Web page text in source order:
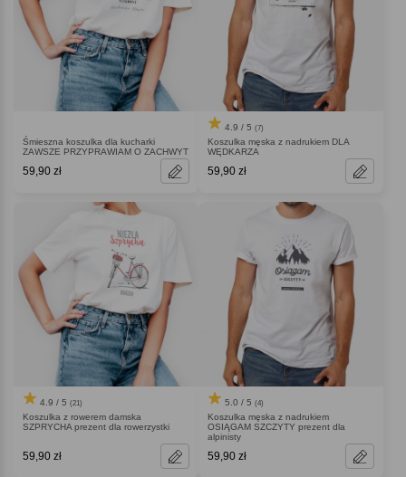
Śmieszna koszulka dla kucharki
ZAWSZE PRZYPRAWIAM O ZACHWYT
59,90 zł
4.9 / 5 (7)
Koszulka męska z nadrukiem DLA
WĘDKARZA
59,90 zł
4.9 / 5 (21)
Koszulka z rowerem damska
SZPRYCHA prezent dla rowerzystki
59,90 zł
5.0 / 5 (4)
Koszulka męska z nadrukiem
OSIĄGAM SZCZYTY prezent dla
alpinisty
59,90 zł